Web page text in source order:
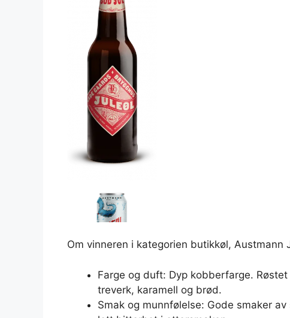
Om vinneren i kategorien butikkøl, Austmann
Farge og duft: Dyp kobberfarge.
treverk, karamell og brød.
Smak og munnfølelse: Gode smaker